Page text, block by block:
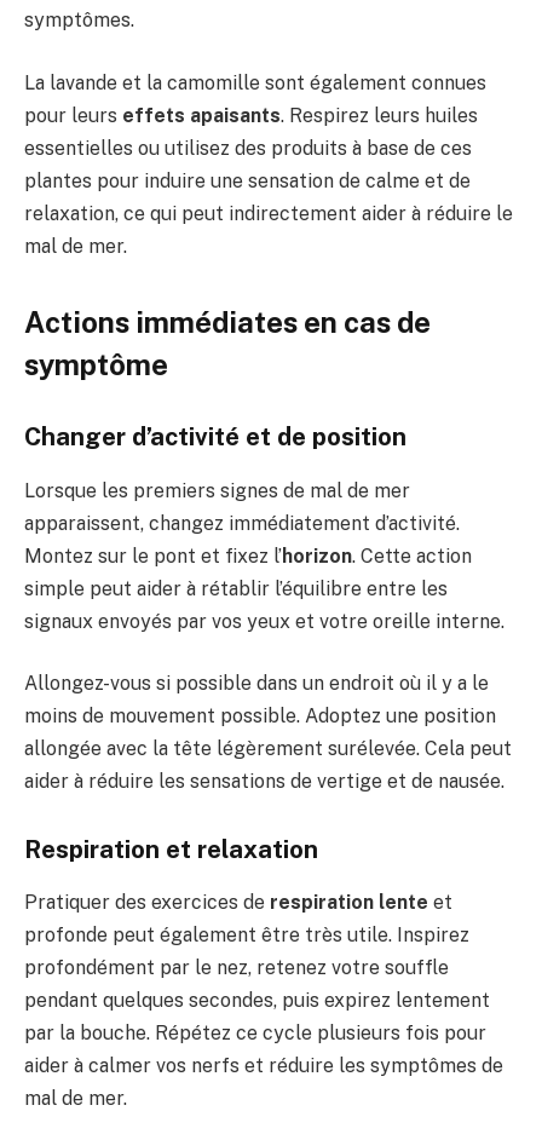
symptômes.
La lavande et la camomille sont également connues
pour leurs effets apaisants. Respirez leurs huiles
essentielles ou utilisez des produits à base de ces
plantes pour induire une sensation de calme et de
relaxation, ce qui peut indirectement aider à réduire le
mal de mer.
Actions immédiates en cas de
symptôme
Changer d’activité et de position
Lorsque les premiers signes de mal de mer
apparaissent, changez immédiatement d’activité.
Montez sur le pont et fixez l’horizon. Cette action
simple peut aider à rétablir l’équilibre entre les
signaux envoyés par vos yeux et votre oreille interne.
Allongez-vous si possible dans un endroit où il y a le
moins de mouvement possible. Adoptez une position
allongée avec la tête légèrement surélevée. Cela peut
aider à réduire les sensations de vertige et de nausée.
Respiration et relaxation
Pratiquer des exercices de respiration lente et
profonde peut également être très utile. Inspirez
profondément par le nez, retenez votre souffle
pendant quelques secondes, puis expirez lentement
par la bouche. Répétez ce cycle plusieurs fois pour
aider à calmer vos nerfs et réduire les symptômes de
mal de mer.